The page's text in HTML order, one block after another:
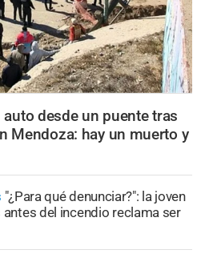
auto desde un puente tras
Mendoza: hay un muerto y
"¿Para qué denunciar?": la joven
del incendio reclama ser